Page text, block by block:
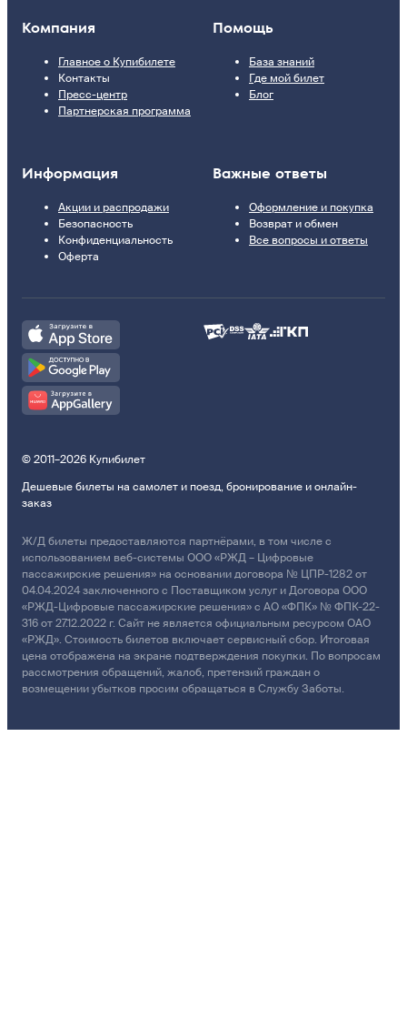
Компания
Главное о Купибилете
Контакты
Пресс-центр
Партнерская программа
Помощь
База знаний
Где мой билет
Блог
Информация
Акции и распродажи
Безопасность
Конфиденциальность
Оферта
Важные ответы
Оформление и покупка
Возврат и обмен
Все вопросы и ответы
© 2011–2026 Купибилет
Дешевые билеты на самолет и поезд, бронирование и онлайн-
заказ
Ж/Д билеты предоставляются партнёрами, в том числе с
использованием веб-системы ООО «РЖД – Цифровые
пассажирские решения» на основании договора № ЦПР-1282 от
04.04.2024 заключенного с Поставщиком услуг и Договора ООО
«РЖД-Цифровые пассажирские решения» с АО «ФПК» № ФПК-22-
316 от 27.12.2022 г. Сайт не является официальным ресурсом ОАО
«РЖД». Стоимость билетов включает сервисный сбор. Итоговая
цена отображена на экране подтверждения покупки. По вопросам
рассмотрения обращений, жалоб, претензий граждан о
возмещении убытков просим обращаться в Службу Заботы.